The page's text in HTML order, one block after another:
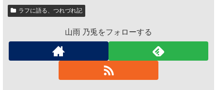
ラフに語る、つれづれ記
山雨 乃兎をフォローする